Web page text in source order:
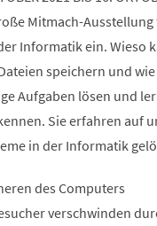
Mitmach-
Informatik ein. Wieso
speichern und
Aufgaben lösen und
Sie erfahren auf
in der Informatik
des Computers
verschwinden